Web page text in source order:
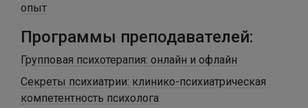
опыт
Программы преподавателей:
Групповая психотерапия: онлайн и офлайн
Секреты психиатрии: клинико-психиатрическая
компетентность психолога